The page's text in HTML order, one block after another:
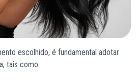
escolhido, é fundamental adotar
tais como: